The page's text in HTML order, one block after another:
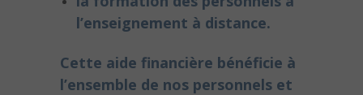
l’enseignement à distance.
Cette aide financière bénéficie à
l’ensemble de nos personnels et